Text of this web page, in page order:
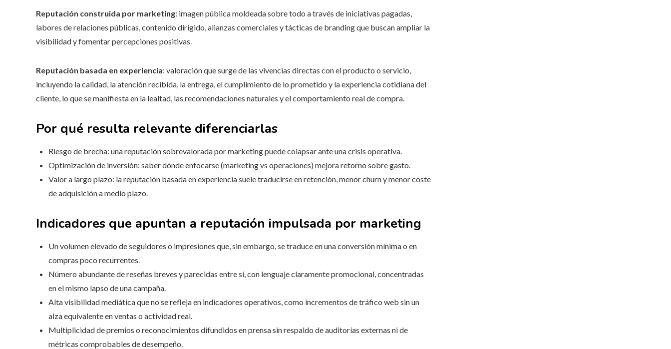
Reputación construida por marketing: imagen pública moldeada sobre todo a través de iniciativas pagadas,
labores de relaciones públicas, contenido dirigido, alianzas comerciales y tácticas de branding que buscan ampliar la
visibilidad y fomentar percepciones positivas.
Reputación basada en experiencia: valoración que surge de las vivencias directas con el producto o servicio,
incluyendo la calidad, la atención recibida, la entrega, el cumplimiento de lo prometido y la experiencia cotidiana del
cliente, lo que se manifiesta en la lealtad, las recomendaciones naturales y el comportamiento real de compra.
Por qué resulta relevante diferenciarlas
Riesgo de brecha: una reputación sobrevalorada por marketing puede colapsar ante una crisis operativa.
Optimización de inversión: saber dónde enfocarse (marketing vs operaciones) mejora retorno sobre gasto.
Valor a largo plazo: la reputación basada en experiencia suele traducirse en retención, menor churn y menor coste
de adquisición a medio plazo.
Indicadores que apuntan a reputación impulsada por marketing
Un volumen elevado de seguidores o impresiones que, sin embargo, se traduce en una conversión mínima o en
compras poco recurrentes.
Número abundante de reseñas breves y parecidas entre sí, con lenguaje claramente promocional, concentradas
en el mismo lapso de una campaña.
Alta visibilidad mediática que no se refleja en indicadores operativos, como incrementos de tráfico web sin un
alza equivalente en ventas o actividad real.
Multiplicidad de premios o reconocimientos difundidos en prensa sin respaldo de auditorías externas ni de
métricas comprobables de desempeño.